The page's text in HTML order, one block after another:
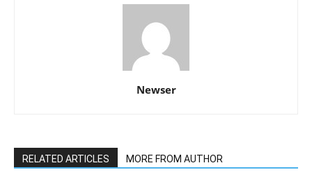
Newser
RELATED ARTICLES MORE FROM AUTHOR